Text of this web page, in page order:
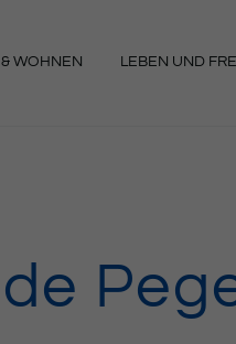
WOHNEN LEBEN UND